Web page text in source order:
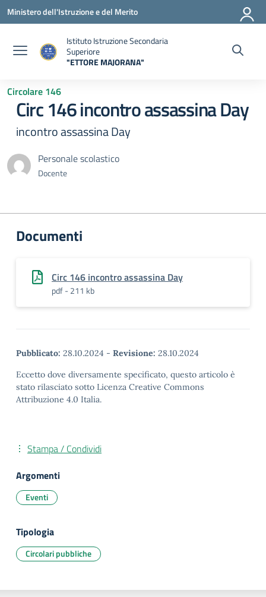
Vai ai contenuti
Vai al menu di navigazione
Vai al footer
Ministero dell'Istruzione e del Merito
Istituto Istruzione Secondaria
Superiore
"ETTORE MAJORANA"
Circolare 146
Circ 146 incontro assassina Day
incontro assassina Day
Personale scolastico
Docente
Documenti
Circ 146 incontro assassina Day
pdf - 211 kb
Pubblicato: 28.10.2024 - Revisione: 28.10.2024
Eccetto dove diversamente specificato, questo articolo è
stato rilasciato sotto Licenza Creative Commons
Attribuzione 4.0 Italia.
Stampa / Condividi
Argomenti
Eventi
Tipologia
Circolari pubbliche